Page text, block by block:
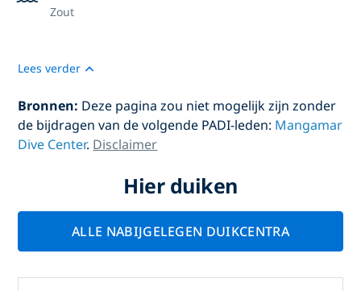
Zout
Lees verder
Bronnen: Deze pagina zou niet mogelijk zijn zonder
de bijdragen van de volgende PADI-leden: Mangamar
Dive Center. Disclaimer
Hier duiken
ALLE NABIJGELEGEN DUIKCENTRA